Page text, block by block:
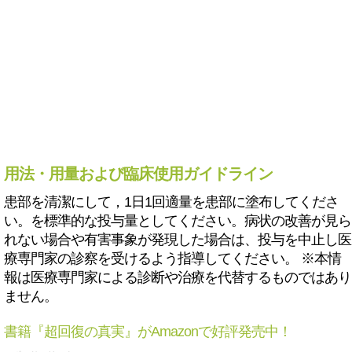
用法・用量および臨床使用ガイドライン
患部を清潔にして，1日1回適量を患部に塗布してくださ
い。を標準的な投与量としてください。病状の改善が見ら
れない場合や有害事象が発現した場合は、投与を中止し医
療専門家の診察を受けるよう指導してください。 ※本情
報は医療専門家による診断や治療を代替するものではあり
ません。
書籍『超回復の真実』がAmazonで好評発売中！